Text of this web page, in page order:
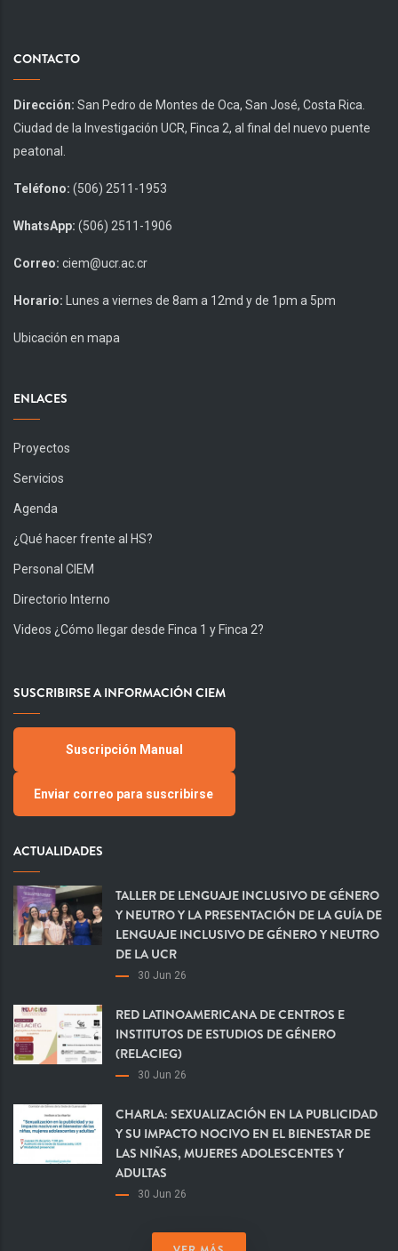
CONTACTO
Dirección: San Pedro de Montes de Oca, San José, Costa Rica.
Ciudad de la Investigación UCR, Finca 2, al final del nuevo puente
peatonal.
Teléfono: (506) 2511-1953
WhatsApp: (506) 2511-1906
Correo: ciem@ucr.ac.cr
Horario: Lunes a viernes de 8am a 12md y de 1pm a 5pm
Ubicación en mapa
ENLACES
Proyectos
Servicios
Agenda
¿Qué hacer frente al HS?
Personal CIEM
Directorio Interno
Videos ¿Cómo llegar desde Finca 1 y Finca 2?
SUSCRIBIRSE A INFORMACIÓN CIEM
Suscripción Manual
Enviar correo para suscribirse
ACTUALIDADES
TALLER DE LENGUAJE INCLUSIVO DE GÉNERO
Y NEUTRO Y LA PRESENTACIÓN DE LA GUÍA DE
LENGUAJE INCLUSIVO DE GÉNERO Y NEUTRO
DE LA UCR
30 Jun 26
RED LATINOAMERICANA DE CENTROS E
INSTITUTOS DE ESTUDIOS DE GÉNERO
(RELACIEG)
30 Jun 26
CHARLA: SEXUALIZACIÓN EN LA PUBLICIDAD
Y SU IMPACTO NOCIVO EN EL BIENESTAR DE
LAS NIÑAS, MUJERES ADOLESCENTES Y
ADULTAS
30 Jun 26